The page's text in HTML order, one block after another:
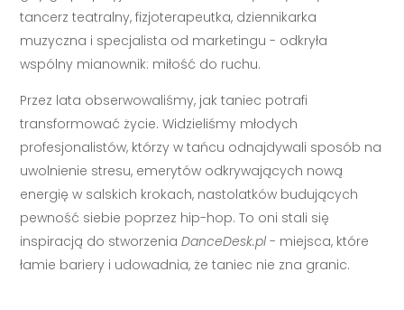
tancerz teatralny, fizjoterapeutka, dziennikarka
muzyczna i specjalista od marketingu - odkryła
wspólny mianownik: miłość do ruchu.
Przez lata obserwowaliśmy, jak taniec potrafi
transformować życie. Widzieliśmy młodych
profesjonalistów, którzy w tańcu odnajdywali sposób na
uwolnienie stresu, emerytów odkrywających nową
energię w salskich krokach, nastolatków budujących
pewność siebie poprzez hip-hop. To oni stali się
inspiracją do stworzeniaDanceDesk.pl - miejsca, które
łamie bariery i udowadnia, że taniec nie zna granic.